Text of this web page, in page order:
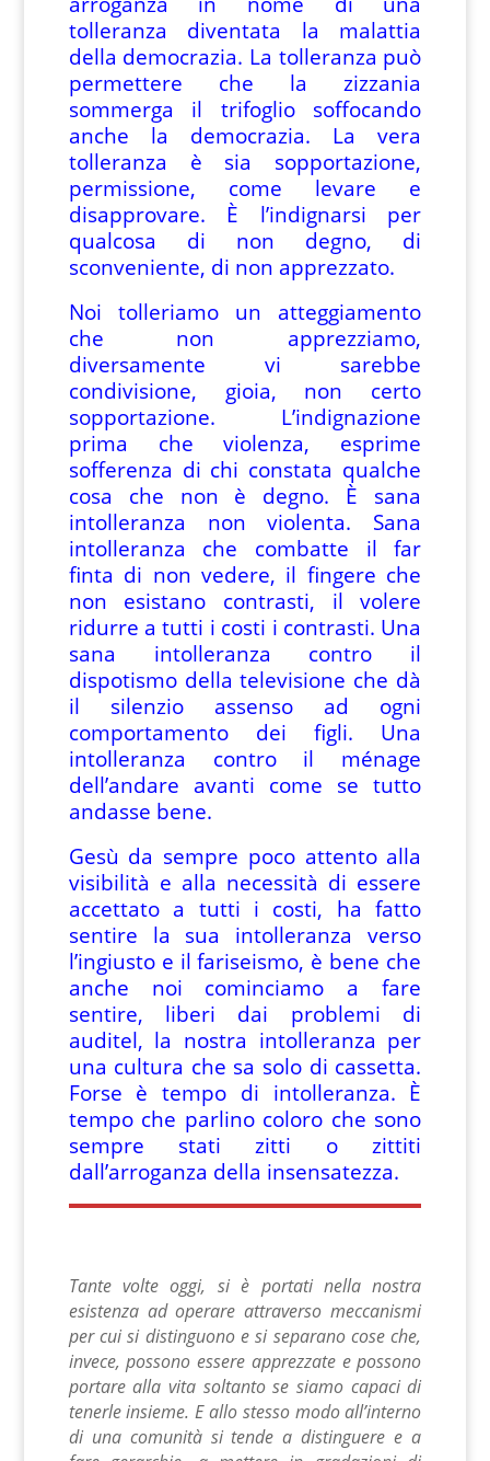
tolleranza diventata la malattia
della democrazia. La tolleranza può
permettere che la zizzania
sommerga il trifoglio soffocando
anche la democrazia. La vera
tolleranza è sia sopportazione,
permissione, come levare e
disapprovare. È l’indignarsi per
qualcosa di non degno, di
sconveniente, di non apprezzato.
Noi tolleriamo un atteggiamento
che non apprezziamo,
diversamente vi sarebbe
condivisione, gioia, non certo
sopportazione. L’indignazione
prima che violenza, esprime
sofferenza di chi constata qualche
cosa che non è degno. È sana
intolleranza non violenta. Sana
intolleranza che combatte il far
finta di non vedere, il fingere che
non esistano contrasti, il volere
ridurre a tutti i costi i contrasti. Una
sana intolleranza contro il
dispotismo della televisione che dà
il silenzio assenso ad ogni
comportamento dei figli. Una
intolleranza contro il ménage
dell’andare avanti come se tutto
andasse bene.
Gesù da sempre poco attento alla
visibilità e alla necessità di essere
accettato a tutti i costi, ha fatto
sentire la sua intolleranza verso
l’ingiusto e il fariseismo, è bene che
anche noi cominciamo a fare
sentire, liberi dai problemi di
auditel, la nostra intolleranza per
una cultura che sa solo di cassetta.
Forse è tempo di intolleranza. È
tempo che parlino coloro che sono
sempre stati zitti o zittiti
dall’arroganza della insensatezza.
Tante volte oggi, si è portati nella nostra
esistenza ad operare attraverso meccanismi
per cui si distinguono e si separano cose che,
invece, possono essere apprezzate e possono
portare alla vita soltanto se siamo capaci di
tenerle insieme. E allo stesso modo all’interno
di una comunità si tende a distinguere e a